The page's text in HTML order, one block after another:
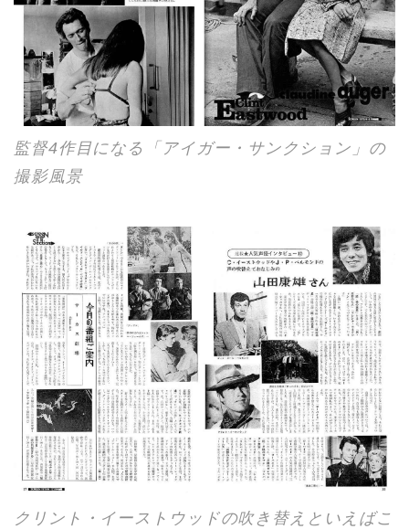
監督4作目になる「アイガー・サンクション」の
撮影風景
クリント・イーストウッドの吹き替えといえばこ